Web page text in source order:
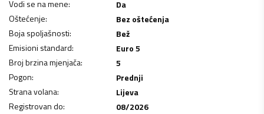
Vodi se na mene:
Da
Oštećenje:
Bez oštećenja
Boja spoljašnosti:
Bež
Emisioni standard:
Euro 5
Broj brzina mjenjača:
5
Pogon:
Prednji
Strana volana:
Lijeva
Registrovan do: 08/2026